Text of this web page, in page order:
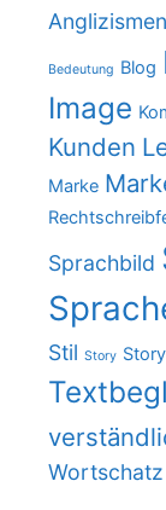
Anglizismen
Bedeutung Blog
Image
Kunden
Marke
Sprachbild
Stil Story
Wortschatz